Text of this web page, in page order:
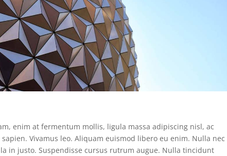
enim at fermentum mollis, ligula massa adipiscing nisl, ac
Vivamus leo. Aliquam euismod libero eu enim. Nulla nec
in justo. Suspendisse cursus rutrum augue. Nulla tincidunt